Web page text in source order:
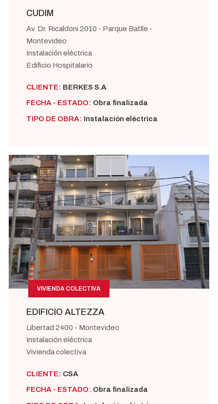
CUDIM
Av. Dr. Ricaldoni 2010 - Parque Batlle -
Montevideo
Instalación eléctrica
Edificio Hospitalario
CLIENTE: BERKES S.A
FECHA - ESTADO: Obra finalizada
TIPO DE OBRA: Instalación eléctrica
VIVIENDA COLECTIVA
EDIFICIO ALTEZZA
Libertad 2400 - Montevideo
Instalación eléctrica
Vivienda colectiva
CLIENTE: CSA
FECHA - ESTADO: Obra finalizada